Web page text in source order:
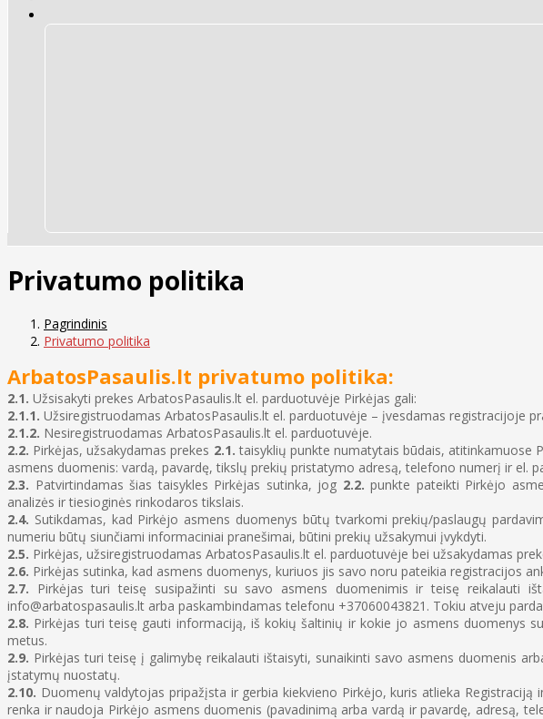
Privatumo politika
Pagrindinis
Privatumo politika
ArbatosPasaulis.lt privatumo politika:
2.1. Užsisakyti prekes ArbatosPasaulis.lt el. parduotuvėje Pirkėjas gali:
2.1.1. Užsiregistruodamas ArbatosPasaulis.lt el. parduotuvėje – įvesdamas registracijoje
2.1.2. Nesiregistruodamas ArbatosPasaulis.lt el. parduotuvėje.
2.2. Pirkėjas, užsakydamas prekes 2.1. taisyklių punkte numatytais būdais, atitinkamuose
asmens duomenis: vardą, pavardę, tikslų prekių pristatymo adresą, telefono numerį ir el.
2.3. Patvirtindamas šias taisykles Pirkėjas sutinka, jog 2.2. punkte pateikti Pirkėjo
analizės ir tiesioginės rinkodaros tikslais.
2.4. Sutikdamas, kad Pirkėjo asmens duomenys būtų tvarkomi prekių/paslaugų
numeriu būtų siunčiami informaciniai pranešimai, būtini prekių užsakymui įvykdyti.
2.5. Pirkėjas, užsiregistruodamas ArbatosPasaulis.lt el. parduotuvėje bei užsakydamas
2.6. Pirkėjas sutinka, kad asmens duomenys, kuriuos jis savo noru pateikia registracijos
2.7. Pirkėjas turi teisę susipažinti su savo asmens duomenimis ir teisę reikalauti
info@arbatospasaulis.lt arba paskambindamas telefonu +37060043821. Tokiu atveju
2.8. Pirkėjas turi teisę gauti informaciją, iš kokių šaltinių ir kokie jo asmens duomenys
metus.
2.9. Pirkėjas turi teisę į galimybę reikalauti ištaisyti, sunaikinti savo asmens duomenis
įstatymų nuostatų.
2.10. Duomenų valdytojas pripažįsta ir gerbia kiekvieno Pirkėjo, kuris atlieka
renka ir naudoja Pirkėjo asmens duomenis (pavadinimą arba vardą ir pavardę, adresą,